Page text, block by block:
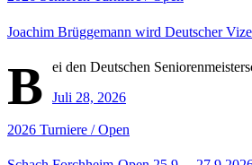
Joachim Brüggemann wird Deutscher
B
ei den Deutschen
Juli 28, 2026
2026 Turniere / Open